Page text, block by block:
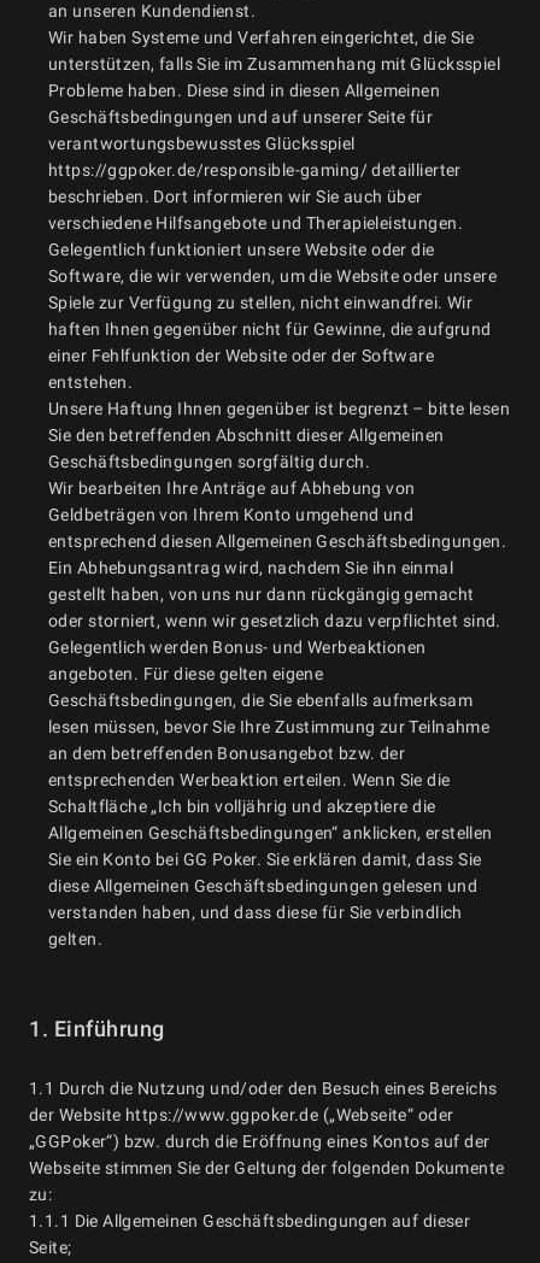
an unseren Kundendienst.
Wir haben Systeme und Verfahren eingerichtet, die Sie
unterstützen, falls Sie im Zusammenhang mit Glücksspiel
Probleme haben. Diese sind in diesen Allgemeinen
Geschäftsbedingungen und auf unserer Seite für
verantwortungsbewusstes Glücksspiel
https://ggpoker.de/responsible-gaming/ detaillierter
beschrieben. Dort informieren wir Sie auch über
verschiedene Hilfsangebote und Therapieleistungen.
Gelegentlich funktioniert unsere Website oder die
Software, die wir verwenden, um die Website oder unsere
Spiele zur Verfügung zu stellen, nicht einwandfrei. Wir
haften Ihnen gegenüber nicht für Gewinne, die aufgrund
einer Fehlfunktion der Website oder der Software
entstehen.
Unsere Haftung Ihnen gegenüber ist begrenzt – bitte lesen
Sie den betreffenden Abschnitt dieser Allgemeinen
Geschäftsbedingungen sorgfältig durch.
Wir bearbeiten Ihre Anträge auf Abhebung von
Geldbeträgen von Ihrem Konto umgehend und
entsprechend diesen Allgemeinen Geschäftsbedingungen.
Ein Abhebungsantrag wird, nachdem Sie ihn einmal
gestellt haben, von uns nur dann rückgängig gemacht
oder storniert, wenn wir gesetzlich dazu verpflichtet sind.
Gelegentlich werden Bonus- und Werbeaktionen
angeboten. Für diese gelten eigene
Geschäftsbedingungen, die Sie ebenfalls aufmerksam
lesen müssen, bevor Sie Ihre Zustimmung zur Teilnahme
an dem betreffenden Bonusangebot bzw. der
entsprechenden Werbeaktion erteilen. Wenn Sie die
Schaltfläche „Ich bin volljährig und akzeptiere die
Allgemeinen Geschäftsbedingungen“ anklicken, erstellen
Sie ein Konto bei GG Poker. Sie erklären damit, dass Sie
diese Allgemeinen Geschäftsbedingungen gelesen und
verstanden haben, und dass diese für Sie verbindlich
gelten.
1. Einführung
1.1 Durch die Nutzung und/oder den Besuch eines Bereichs
der Website https://www.ggpoker.de („Webseite“ oder
„GGPoker“) bzw. durch die Eröffnung eines Kontos auf der
Webseite stimmen Sie der Geltung der folgenden Dokumente
zu:
1.1.1 Die Allgemeinen Geschäftsbedingungen auf dieser
Seite;